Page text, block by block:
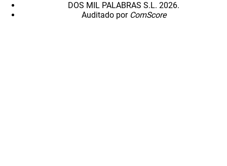
DOS MIL PALABRAS S.L. 2026.
Auditado por ComScore